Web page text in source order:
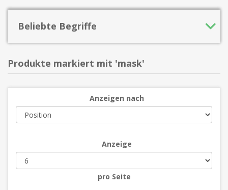
Beliebte Begriffe
Produkte markiert mit 'mask'
Anzeigen nach
Anzeige
pro Seite